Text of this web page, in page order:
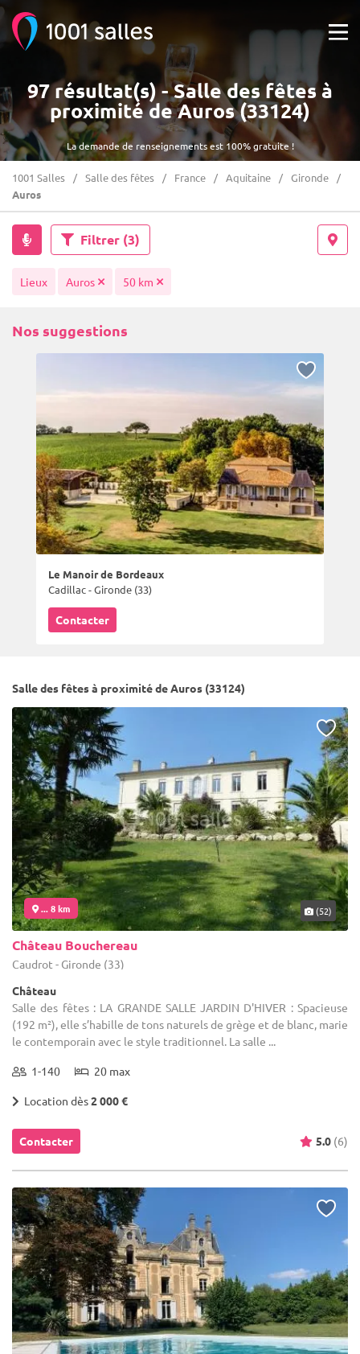
La demande de renseignements est 100% gratuite !
97 résultat(s) - Salle des fêtes à
proximité de Auros (33124)
1001 Salles Salle des fêtes France Aquitaine
Gironde
Auros
Filtrer (3)
Lieux Auros 50 km
Nos suggestions
Le Manoir de Bordeaux
Cadillac - Gironde (33)
Contacter
Salle des fêtes à proximité de Auros (33124)
... 8 km (52)
Château Bouchereau
Caudrot - Gironde (33)
Château
Salle des fêtes : LA GRANDE SALLE JARDIN D'HIVER : Spacieuse
(192 m²), elle s’habille de tons naturels de grège et de blanc, marie
le contemporain avec le style traditionnel. La salle ...
1-140 20 max
Location dès2 000 €
Contacter 5.0 (6)